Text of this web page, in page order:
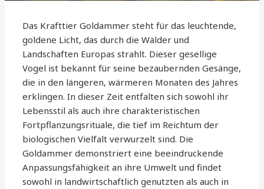
Das Krafttier Goldammer steht für das leuchtende,
goldene Licht, das durch die Wälder und
Landschaften Europas strahlt. Dieser gesellige
Vogel ist bekannt für seine bezaubernden Gesänge,
die in den längeren, wärmeren Monaten des Jahres
erklingen. In dieser Zeit entfalten sich sowohl ihr
Lebensstil als auch ihre charakteristischen
Fortpflanzungsrituale, die tief im Reichtum der
biologischen Vielfalt verwurzelt sind. Die
Goldammer demonstriert eine beeindruckende
Anpassungsfähigkeit an ihre Umwelt und findet
sowohl in landwirtschaftlich genutzten als auch in